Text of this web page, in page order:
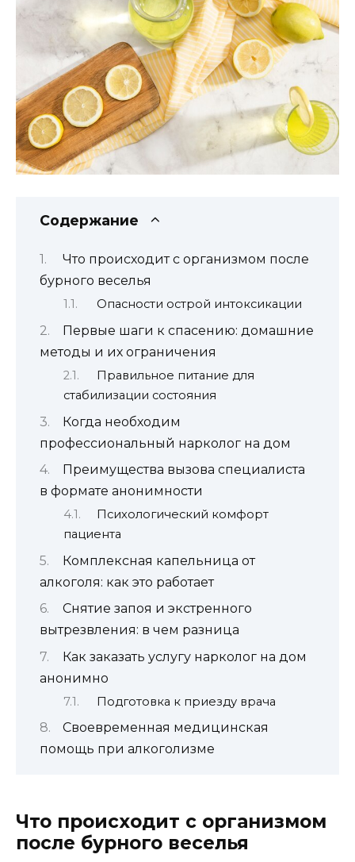
Содержание
Что происходит с организмом после
бурного веселья
Опасности острой интоксикации
Первые шаги к спасению: домашние
методы и их ограничения
Правильное питание для
стабилизации состояния
Когда необходим
профессиональный нарколог на дом
Преимущества вызова специалиста
в формате анонимности
Психологический комфорт
пациента
Комплексная капельница от
алкоголя: как это работает
Снятие запоя и экстренного
вытрезвления: в чем разница
Как заказать услугу нарколог на дом
анонимно
Подготовка к приезду врача
Своевременная медицинская
помощь при алкоголизме
Что происходит с организмом
после бурного веселья